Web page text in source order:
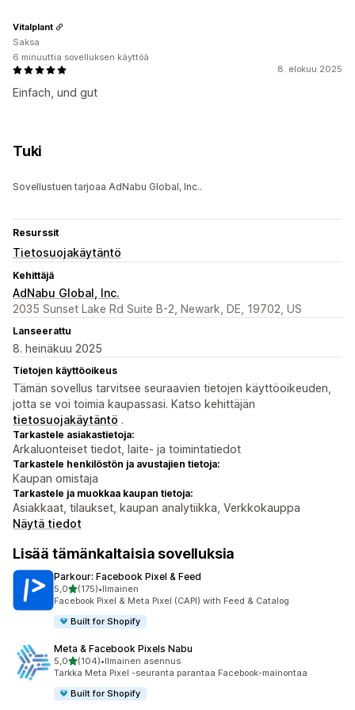
8. elokuu 2025
Einfach, und gut
Vitalplant
Saksa
6 minuuttia sovelluksen käyttöä
Tuki
Sovellustuen tarjoaa AdNabu Global, Inc..
Resurssit
Tietosuojakäytäntö
Kehittäjä
AdNabu Global, Inc.
2035 Sunset Lake Rd Suite B-2, Newark, DE, 19702, US
Lanseerattu
8. heinäkuu 2025
Tietojen käyttöoikeus
Tämän sovellus tarvitsee seuraavien tietojen käyttöoikeuden,
jotta se voi toimia kaupassasi. Katso kehittäjän
tietosuojakäytäntö .
Tarkastele asiakastietoja:
Arkaluonteiset tiedot, laite- ja toimintatiedot
Tarkastele henkilöstön ja avustajien tietoja:
Kaupan omistaja
Tarkastele ja muokkaa kaupan tietoja:
Asiakkaat, tilaukset, kaupan analytiikka, Verkkokauppa
Näytä tiedot
Lisää tämänkaltaisia sovelluksia
Parkour: Facebook Pixel & Feed
5,0/ 5 tähteä
(175)
175 arvostelua yhteensä
•Ilmainen
Facebook Pixel & Meta Pixel (CAPI) with Feed & Catalog
Built for Shopify
Meta & Facebook Pixels Nabu
5,0/ 5 tähteä
(104)
104 arvostelua yhteensä
•Ilmainen asennus
Tarkka Meta Pixel -seuranta parantaa Facebook-mainontaa
Built for Shopify